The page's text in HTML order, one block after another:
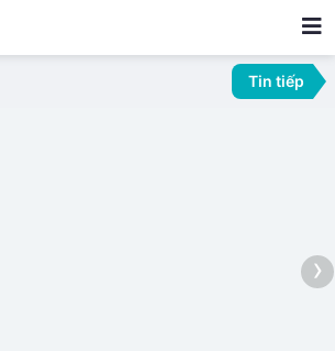
Tin tiếp
›